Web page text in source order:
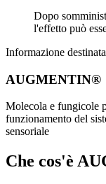
Dopo
l'effetto può
Informazione
AUGMENTIN®
Molecola e fungicole
funzionamento del
sensoriale
Che cos'è